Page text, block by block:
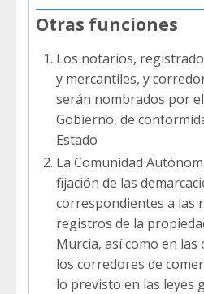
Otras funciones
Los notarios,
y mercantiles, y
serán nombrados por
Gobierno, de
Estado
La Comunidad
fijación de las
correspondientes a las
registros de la
Murcia, así como en
los corredores de
lo previsto en las leyes